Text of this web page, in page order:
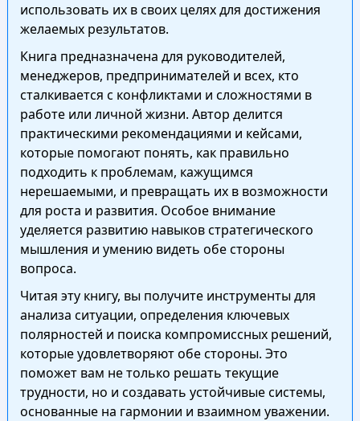
использовать их в своих целях для достижения
желаемых результатов.
Книга предназначена для руководителей,
менеджеров, предпринимателей и всех, кто
сталкивается с конфликтами и сложностями в
работе или личной жизни. Автор делится
практическими рекомендациями и кейсами,
которые помогают понять, как правильно
подходить к проблемам, кажущимся
нерешаемыми, и превращать их в возможности
для роста и развития. Особое внимание
уделяется развитию навыков стратегического
мышления и умению видеть обе стороны
вопроса.
Читая эту книгу, вы получите инструменты для
анализа ситуации, определения ключевых
полярностей и поиска компромиссных решений,
которые удовлетворяют обе стороны. Это
поможет вам не только решать текущие
трудности, но и создавать устойчивые системы,
основанные на гармонии и взаимном уважении.